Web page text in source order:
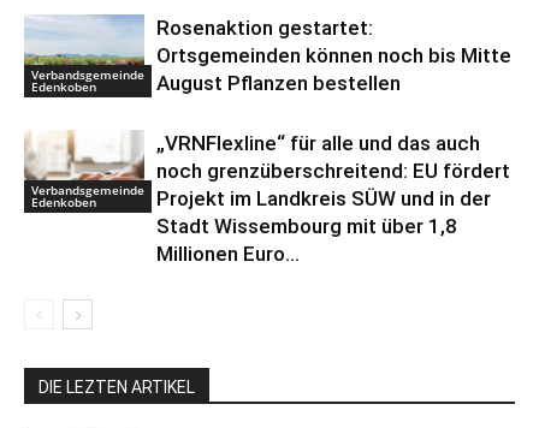
Verbandsgemeinde
Edenkoben
Rosenaktion gestartet:
Ortsgemeinden können noch bis Mitte
August Pflanzen bestellen
Verbandsgemeinde
Edenkoben
„VRNFlexline“ für alle und das auch
noch grenzüberschreitend: EU fördert
Projekt im Landkreis SÜW und in der
Stadt Wissembourg mit über 1,8
Millionen Euro...
DIE LEZTEN ARTIKEL